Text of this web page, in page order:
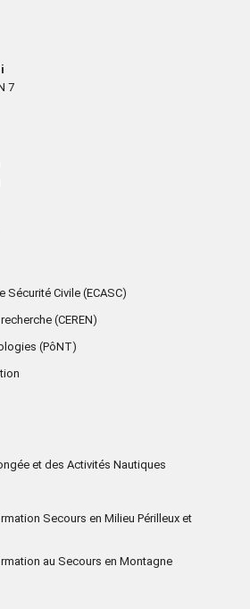
7
Sécurité Civile (ECASC)
(CEREN)
(PôNT)
et des Activités Nautiques
Secours en Milieu Périlleux et
au Secours en Montagne